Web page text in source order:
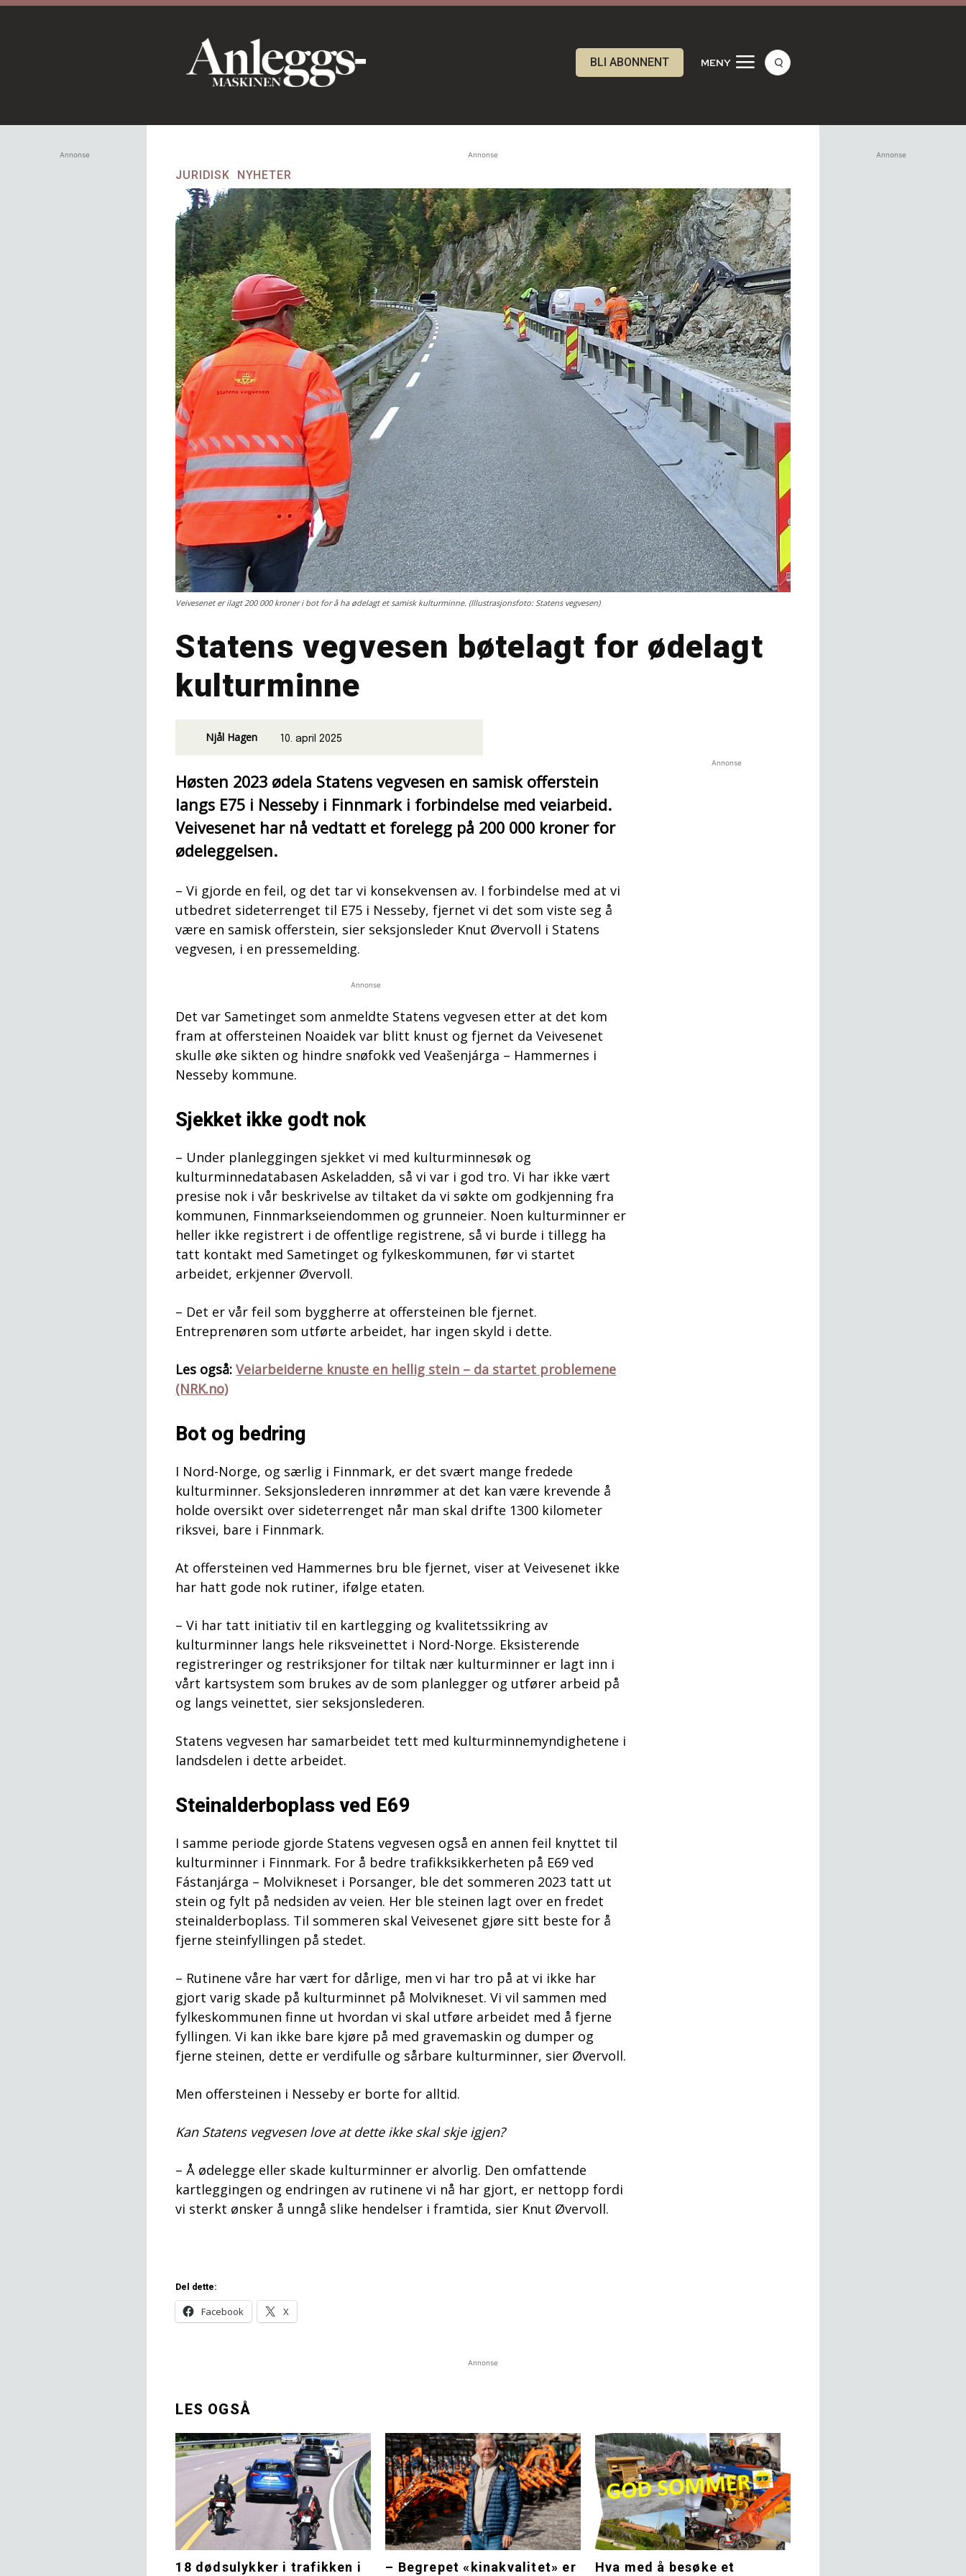
BLI ABONNENT MENY
Annonse Annonse
JURIDISK NYHETER
Veivesenet er ilagt 200 000 kroner i bot for å ha ødelagt et samisk kulturminne. (Illustrasjonsfoto: Statens vegvesen)
Statens vegvesen bøtelagt for ødelagt
kulturminne
Njål Hagen 10. april 2025
Høsten 2023 ødela Statens vegvesen en samisk offerstein
langs E75 i Nesseby i Finnmark i forbindelse med veiarbeid.
Veivesenet har nå vedtatt et forelegg på 200 000 kroner for
ødeleggelsen.
– Vi gjorde en feil, og det tar vi konsekvensen av. I forbindelse med at vi
utbedret sideterrenget til E75 i Nesseby, fjernet vi det som viste seg å
være en samisk offerstein, sier seksjonsleder Knut Øvervoll i Statens
vegvesen, i en pressemelding.
Annonse
Det var Sametinget som anmeldte Statens vegvesen etter at det kom
fram at offersteinen Noaidek var blitt knust og fjernet da Veivesenet
skulle øke sikten og hindre snøfokk ved Veašenjárga – Hammernes i
Nesseby kommune.
Sjekket ikke godt nok
– Under planleggingen sjekket vi med kulturminnesøk og
kulturminnedatabasen Askeladden, så vi var i god tro. Vi har ikke vært
presise nok i vår beskrivelse av tiltaket da vi søkte om godkjenning fra
kommunen, Finnmarkseiendommen og grunneier. Noen kulturminner er
heller ikke registrert i de offentlige registrene, så vi burde i tillegg ha
tatt kontakt med Sametinget og fylkeskommunen, før vi startet
arbeidet, erkjenner Øvervoll.
– Det er vår feil som byggherre at offersteinen ble fjernet.
Entreprenøren som utførte arbeidet, har ingen skyld i dette.
Les også:Veiarbeiderne knuste en hellig stein – da startet problemene
(NRK.no)
Bot og bedring
I Nord-Norge, og særlig i Finnmark, er det svært mange fredede
kulturminner. Seksjonslederen innrømmer at det kan være krevende å
holde oversikt over sideterrenget når man skal drifte 1300 kilometer
riksvei, bare i Finnmark.
At offersteinen ved Hammernes bru ble fjernet, viser at Veivesenet ikke
har hatt gode nok rutiner, ifølge etaten.
– Vi har tatt initiativ til en kartlegging og kvalitetssikring av
kulturminner langs hele riksveinettet i Nord-Norge. Eksisterende
registreringer og restriksjoner for tiltak nær kulturminner er lagt inn i
vårt kartsystem som brukes av de som planlegger og utfører arbeid på
og langs veinettet, sier seksjonslederen.
Statens vegvesen har samarbeidet tett med kulturminnemyndighetene i
landsdelen i dette arbeidet.
Steinalderboplass ved E69
I samme periode gjorde Statens vegvesen også en annen feil knyttet til
kulturminner i Finnmark. For å bedre trafikksikkerheten på E69 ved
Fástanjárga – Molvikneset i Porsanger, ble det sommeren 2023 tatt ut
stein og fylt på nedsiden av veien. Her ble steinen lagt over en fredet
steinalderboplass. Til sommeren skal Veivesenet gjøre sitt beste for å
fjerne steinfyllingen på stedet.
– Rutinene våre har vært for dårlige, men vi har tro på at vi ikke har
gjort varig skade på kulturminnet på Molvikneset. Vi vil sammen med
fylkeskommunen finne ut hvordan vi skal utføre arbeidet med å fjerne
fyllingen. Vi kan ikke bare kjøre på med gravemaskin og dumper og
fjerne steinen, dette er verdifulle og sårbare kulturminner, sier Øvervoll.
Men offersteinen i Nesseby er borte for alltid.
Kan Statens vegvesen love at dette ikke skal skje igjen?
– Å ødelegge eller skade kulturminner er alvorlig. Den omfattende
kartleggingen og endringen av rutinene vi nå har gjort, er nettopp fordi
vi sterkt ønsker å unngå slike hendelser i framtida, sier Knut Øvervoll.
Del dette:
Facebook X
Annonse
Annonse
LES OGSÅ
18 dødsulykker i trafikken i
– Begrepet «kinakvalitet» er
Hva med å besøke et
Annonse